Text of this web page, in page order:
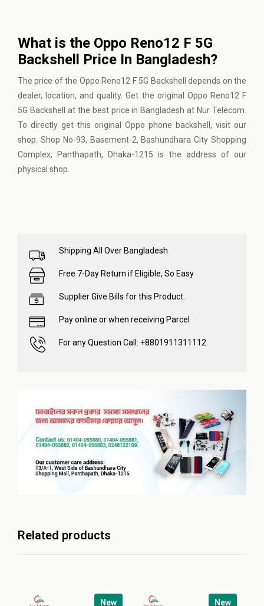
What is the Oppo Reno12 F 5G
Backshell Price In Bangladesh?
The price of the Oppo Reno12 F 5G Backshell depends on the
dealer, location, and quality. Get the original Oppo Reno12 F
5G Backshell at the best price in Bangladesh at Nur Telecom.
To directly get this original Oppo phone backshell, visit our
shop. Shop No-93, Basement-2, Bashundhara City Shopping
Complex, Panthapath, Dhaka-1215 is the address of our
physical shop.
Shipping All Over Bangladesh
Free 7-Day Return if Eligible, So Easy
Supplier Give Bills for this Product.
Pay online or when receiving Parcel
For any Question Call: +8801911311112
Related products
New New